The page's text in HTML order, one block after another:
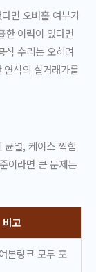
면 오버홀 여부가
한 이력이 있다면
식 수리는 오히려
연식의 실거래가를
균열, 케이스 찍힘
이라면 큰 문제는
비고
분링크 모두 포